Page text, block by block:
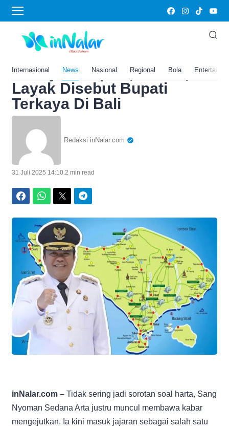
Internasional News Nasional Regional Bola
Home›News
Bupati Bangli Nyoman
Sedana Arta Catat
Kekayaan Rp 39,6 Miliar,
Layak Disebut Bupati
Terkaya Di Bali
Redaksi inNalar.com
31 Juli 2025 14:10.2 min read
inNalar.com – Tidak sering jadi sorotan soal harta, Sang
Nyoman Sedana Arta justru muncul membawa kabar
mengejutkan. Ia kini masuk jajaran sebagai salah satu